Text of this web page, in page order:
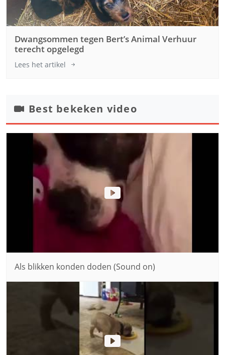
Dwangsommen tegen Bert’s Animal Verhuur
terecht opgelegd
Lees het artikel
Best bekeken video
Als blikken konden doden (Sound on)